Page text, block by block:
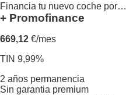
Financia tu nuevo coche por…
+ Promofinance
669,12 €/mes
TIN 9,99%
2 años permanencia
Sin garantia premium